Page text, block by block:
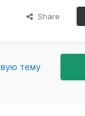
Share
тему